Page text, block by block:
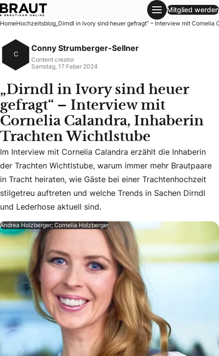
„Dirndl in Ivory sind heuer gefragt“ – Interview mit
Mitglied werden
HomeHochzeitsblog„Dirndl in Ivory sind heuer gefragt“ – Interview mit
C
Conny Strumberger-Sellner
Content creator
Samstag, 17 Feber 2024
„Dirndl in Ivory sind heuer
gefragt“ – Interview mit
Cornelia Calandra, Inhaberin
Trachten Wichtlstube
Im Interview mit Cornelia Calandra erzählt die Inhaberin
Im Interview mit Cornelia Calandra erzählt die Inhaberin
der Trachten Wichtlstube, warum immer mehr Brautpaare
in Tracht heiraten, wie Gäste bei einer Trachtenhochzeit
stilgetreu auftreten und welche Trends in Sachen Dirndl
und Lederhose aktuell sind.
Andrea Holzberger; Cornelia Holzberger